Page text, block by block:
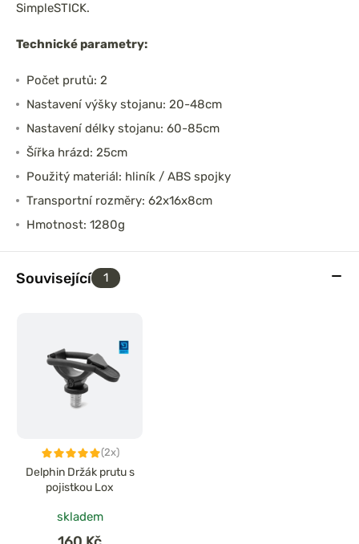
SimpleSTICK.
Technické parametry:
Počet prutů: 2
Nastavení výšky stojanu: 20-48cm
Nastavení délky stojanu: 60-85cm
Šířka hrázd: 25cm
Použitý materiál: hliník / ABS spojky
Transportní rozměry: 62x16x8cm
Hmotnost: 1280g
Související 1
(2x)
Delphin Držák prutu s
pojistkou Lox
skladem